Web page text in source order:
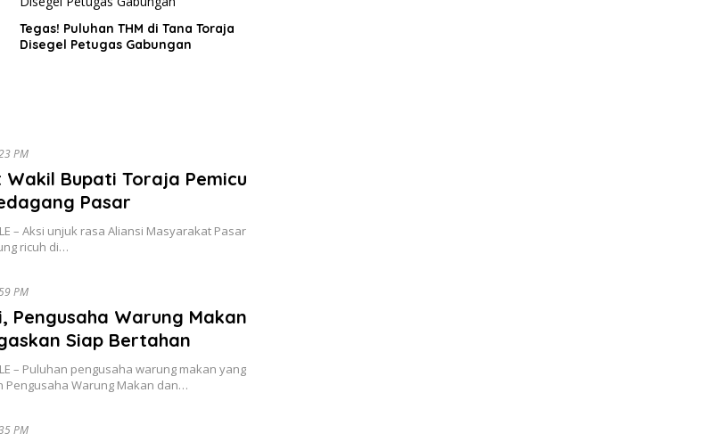
Tegas! Puluhan THM di Tana Toraja
Disegel Petugas Gabungan
PM
Wakil Bupati Toraja Pemicu
Pasar
– Aksi unjuk rasa Aliansi Masyarakat Pasar
ricuh di…
PM
Pengusaha Warung Makan
Siap Bertahan
– Puluhan pengusaha warung makan yang
Pengusaha Warung Makan dan…
PM